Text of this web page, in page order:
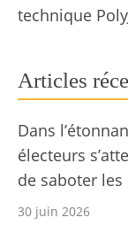
technique
Articles
Dans
électeurs
de saboter
30 juin 2026